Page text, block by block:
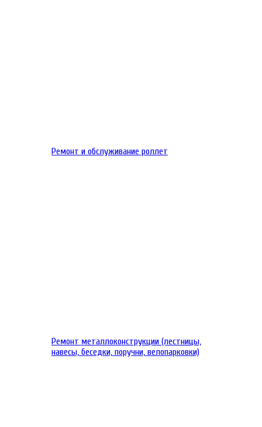
Ремонт и обслуживание роллет
Ремонт металлоконструкции (лестницы,
навесы, беседки, поручни, велопарковки)